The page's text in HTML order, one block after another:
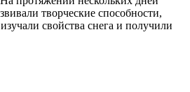
творческие способности,
свойства снега и получили